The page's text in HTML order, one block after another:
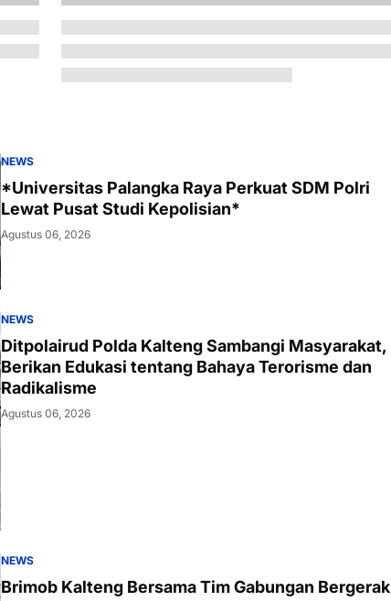
NEWS
*Universitas Palangka Raya Perkuat SDM Polri
Lewat Pusat Studi Kepolisian*
Agustus 06, 2026
NEWS
Ditpolairud Polda Kalteng Sambangi Masyarakat,
Berikan Edukasi tentang Bahaya Terorisme dan
Radikalisme
Agustus 06, 2026
NEWS
Brimob Kalteng Bersama Tim Gabungan Bergerak